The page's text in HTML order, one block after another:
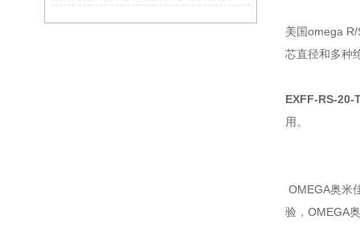
美国omega
芯直径和多种
EXFF-RS-20-
用。
OMEGA奥米
验，OMEGA